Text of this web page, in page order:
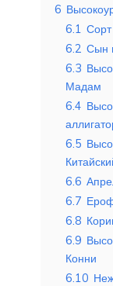
6
6.1
6.2 Сын
6.3
Мадам
6.4
6.5
6.6
6.7
6.8
6.9
Конни
6.10